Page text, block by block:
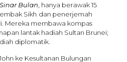
Sinar Bulan , hanya berawak 15
Sikh dan penerjemah
Mereka membawa kompas
lantak hadiah Sultan Brunei;
diplomatik.
ke Kesultanan Bulungan